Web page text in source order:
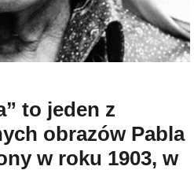
to jeden z
obrazów Pabla
w roku 1903, w